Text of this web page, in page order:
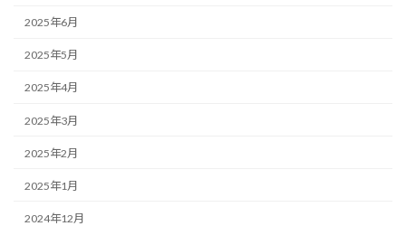
2025年6月
2025年5月
2025年4月
2025年3月
2025年2月
2025年1月
2024年12月